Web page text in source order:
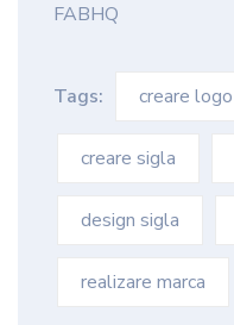
FABHQ
Tags: creare logo
creare sigla
design sigla
realizare marca